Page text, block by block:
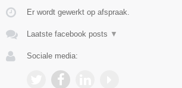
Er wordt gewerkt op afspraak.
Laatste facebook posts ▼
Sociale media: